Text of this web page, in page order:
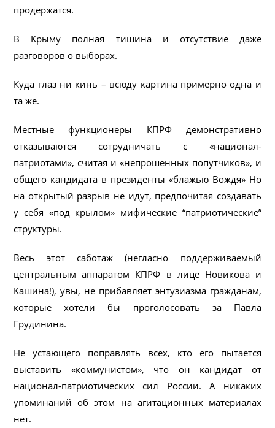
продержатся.
В Крыму полная тишина и отсутствие даже
разговоров о выборах.
Куда глаз ни кинь – всюду картина примерно одна и
та же.
Местные функционеры КПРФ демонстративно
отказываются сотрудничать с «национал-
патриотами», считая и «непрошенных попутчиков», и
общего кандидата в президенты «блажью Вождя» Но
на открытый разрыв не идут, предпочитая создавать
у себя «под крылом» мифические “патриотические”
структуры.
Весь этот саботаж (негласно поддерживаемый
центральным аппаратом КПРФ в лице Новикова и
Кашина!), увы, не прибавляет энтузиазма гражданам,
которые хотели бы проголосовать за Павла
Грудинина.
Не устающего поправлять всех, кто его пытается
выставить «коммунистом», что он кандидат от
национал-патриотических сил России. А никаких
упоминаний об этом на агитационных материалах
нет.